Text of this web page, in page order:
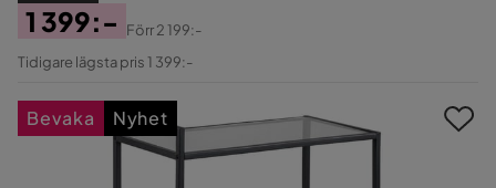
Pris
1 399:-
Original
Förr2 199:-
Tidigare lägsta pris 1 399:-
Bevaka Nyhet